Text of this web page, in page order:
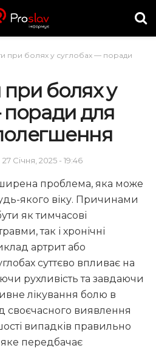
при болях у суглобах — поради
болях у
поради для
27 Січня, 2025 - 19:46
проблема, яка може
якого віку. Причинами
як тимчасові
так і хронічні
артрит або
суттєво впливає на
рухливість та завдаючи
лікування болю в
своєчасного виявлення
випадків правильно
яке передбачає